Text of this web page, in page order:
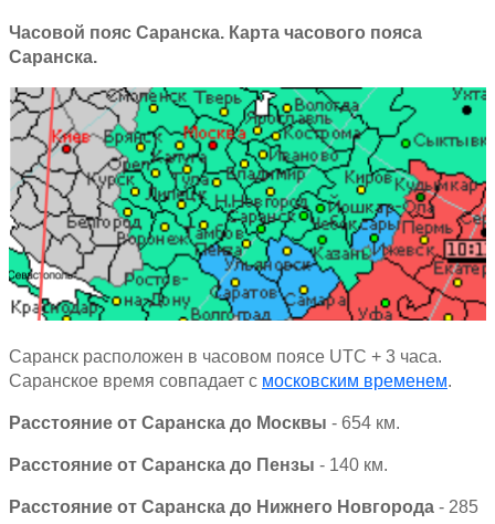
Часовой пояс Саранска. Карта часового пояса
Саранска.
Саранск расположен в часовом поясе UTC + 3 часа.
Саранское время совпадает с московским временем.
Расстояние от Саранска до Москвы - 654 км.
Расстояние от Саранска до Пензы - 140 км.
Расстояние от Саранска до Нижнего Новгорода - 285